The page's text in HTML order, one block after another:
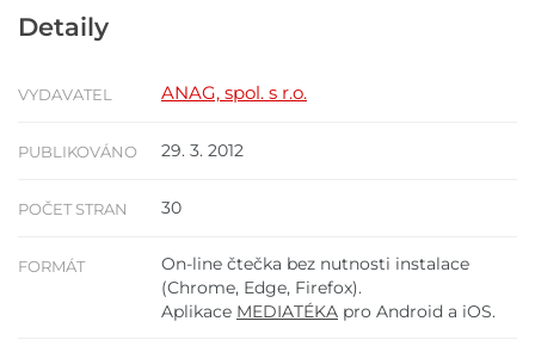
Detaily
VYDAVATEL ANAG, spol. s r.o.
PUBLIKOVÁNO 29. 3. 2012
POČET STRAN 30
FORMÁT
On-line čtečka bez nutnosti instalace
(Chrome, Edge, Firefox).
Aplikace MEDIATÉKA pro Android a iOS.